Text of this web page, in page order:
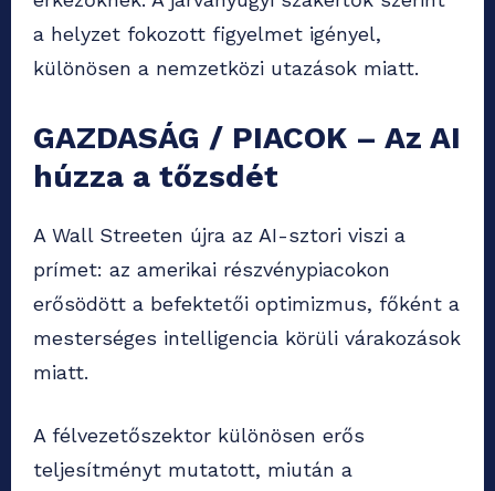
a helyzet fokozott figyelmet igényel,
különösen a nemzetközi utazások miatt.
GAZDASÁG / PIACOK – Az AI
húzza a tőzsdét
A Wall Streeten újra az AI-sztori viszi a
prímet: az amerikai részvénypiacokon
erősödött a befektetői optimizmus, főként a
mesterséges intelligencia körüli várakozások
miatt.
A félvezetőszektor különösen erős
teljesítményt mutatott, miután a